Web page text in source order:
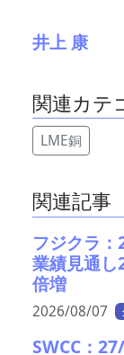
井上 康
関連カテ
LME銅
関連記事
フジクラ：
業績見通し
倍増
2026/08/07
SWCC：